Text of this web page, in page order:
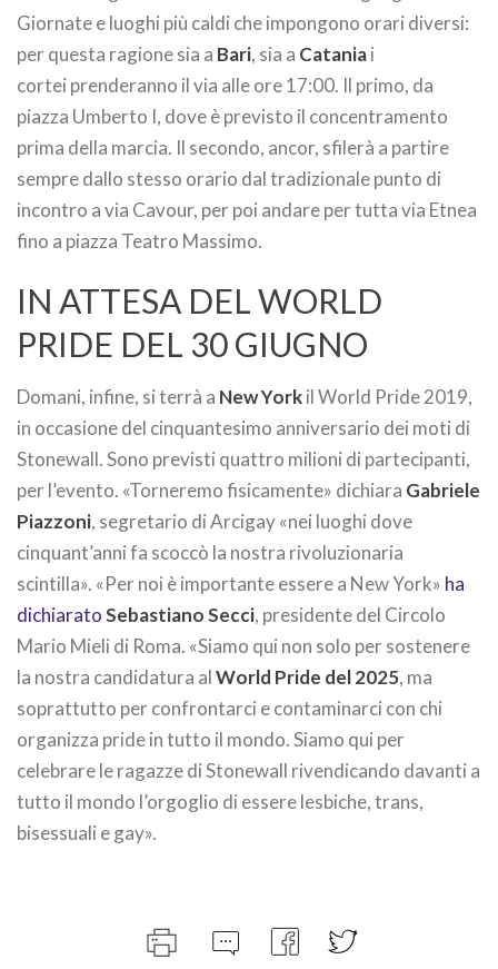
Giornate e luoghi più caldi che impongono orari diversi:
per questa ragione sia a Bari, sia a Cataniai
cortei prenderanno il via alle ore 17:00. Il primo, da
piazza Umberto I, dove è previsto il concentramento
prima della marcia. Il secondo, ancor, sfilerà a partire
sempre dallo stesso orario dal tradizionale punto di
incontro a via Cavour, per poi andare per tutta via Etnea
fino a piazza Teatro Massimo.
IN ATTESA DEL WORLD
PRIDE DEL 30 GIUGNO
Domani, infine, si terrà a New Yorkil World Pride 2019,
in occasione del cinquantesimo anniversario dei moti di
Stonewall. Sono previsti quattro milioni di partecipanti,
per l’evento. «Torneremo fisicamente» dichiara Gabriele
Piazzoni, segretario di Arcigay «nei luoghi dove
cinquant’anni fa scoccò la nostra rivoluzionaria
scintilla». «Per noi è importante essere a New York» ha
dichiaratoSebastiano Secci, presidente del Circolo
Mario Mieli di Roma. «Siamo qui non solo per sostenere
la nostra candidatura alWorld Pride del 2025, ma
soprattutto per confrontarci e contaminarci con chi
organizza pride in tutto il mondo. Siamo qui per
celebrare le ragazze di Stonewall rivendicando davanti a
tutto il mondo l’orgoglio di essere lesbiche, trans,
bisessuali e gay».